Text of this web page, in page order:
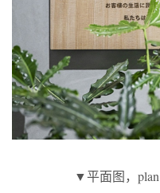
▼平面图，plan